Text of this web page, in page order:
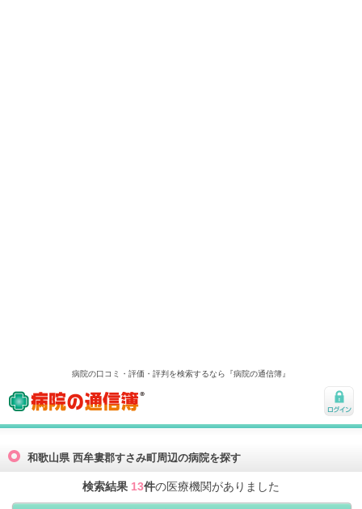
病院の口コミ・評価・評判を検索するなら『病院の通信簿』
病院の通信簿
ログ
和歌山県 西牟婁郡すさみ町周辺の病院を探す
検索結果 13件の医療機関がありました